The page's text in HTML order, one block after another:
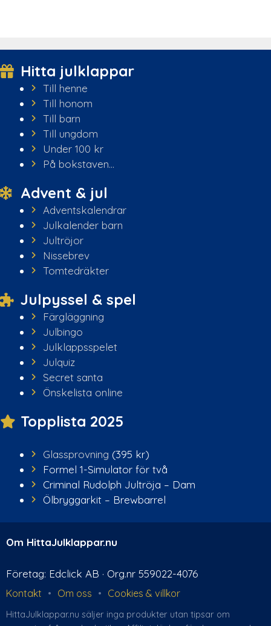
Hitta julklappar
Till henne
Till honom
Till barn
Till ungdom
Under 100 kr
På bokstaven...
Advent & jul
Adventskalendrar
Julkalender barn
Jultröjor
Nissebrev
Tomtedräkter
Julpyssel & spel
Färgläggning
Julbingo
Julklappsspelet
Julquiz
Secret santa
Önskelista online
Topplista 2025
Glassprovning (395 kr)
Formel 1-Simulator för två
Criminal Rudolph Jultröja – Dam
Ölbryggarkit – Brewbarrel
Om HittaJulklappar.nu
Företag: Edclick AB · Org.nr 559022-4076
Kontakt • Om oss • Cookies & villkor
HittaJulklappar.nu säljer inga produkter utan tipsar om